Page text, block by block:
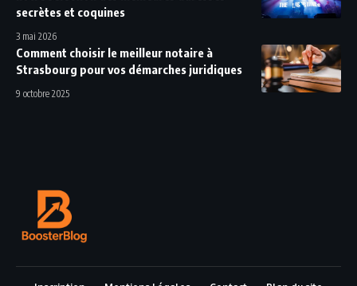
secrètes et coquines
3 mai 2026
Comment choisir le meilleur notaire à
Strasbourg pour vos démarches juridiques
9 octobre 2025